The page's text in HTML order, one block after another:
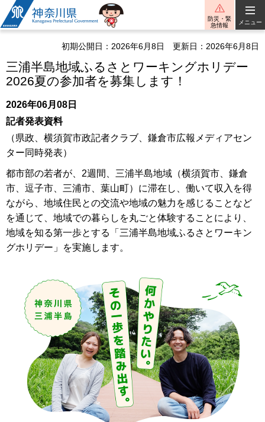
神奈川県
防災・緊
急情報
メニュー
初期公開日：2026年6月8日 更新日：2026年6月8日
三浦半島地域ふるさとワーキングホリデー
2026夏の参加者を募集します！
2026年06月08日
記者発表資料
（県政、横須賀市政記者クラブ、鎌倉市広報メディアセン
ター同時発表）
都市部の若者が、2週間、三浦半島地域（横須賀市、鎌倉
市、逗子市、三浦市、葉山町）に滞在し、働いて収入を得
ながら、地域住民との交流や地域の魅力を感じることなど
を通じて、地域での暮らしを丸ごと体験することにより、
地域を知る第一歩とする「三浦半島地域ふるさとワーキン
グホリデー」を実施します。